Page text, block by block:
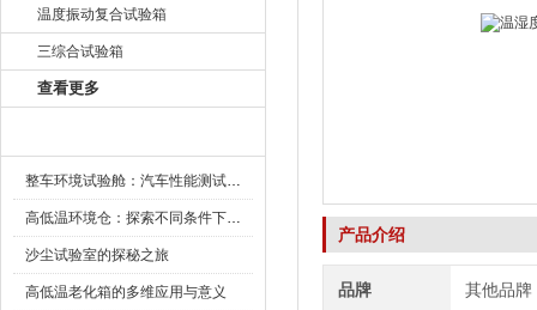
温度振动复合试验箱
三综合试验箱
查看更多
整车环境试验舱：汽车性能测试的设备
高低温环境仓：探索不同条件下的科学奥秘
沙尘试验室的探秘之旅
高低温老化箱的多维应用与意义
产品介绍
品牌 其他品牌